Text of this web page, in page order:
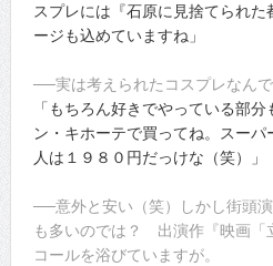
スプレには『石原に見捨てられ
ージも込めていますね」
──実は考えられたコスプレなんで
「もちろん好きでやっている部
ン・キホーテで買ってね。スー
人は１９８０円だっけな（笑）」
──意外と安い（笑）しかし街頭
も多いのでは？ 出演作『映画「
コールを浴びていますが。